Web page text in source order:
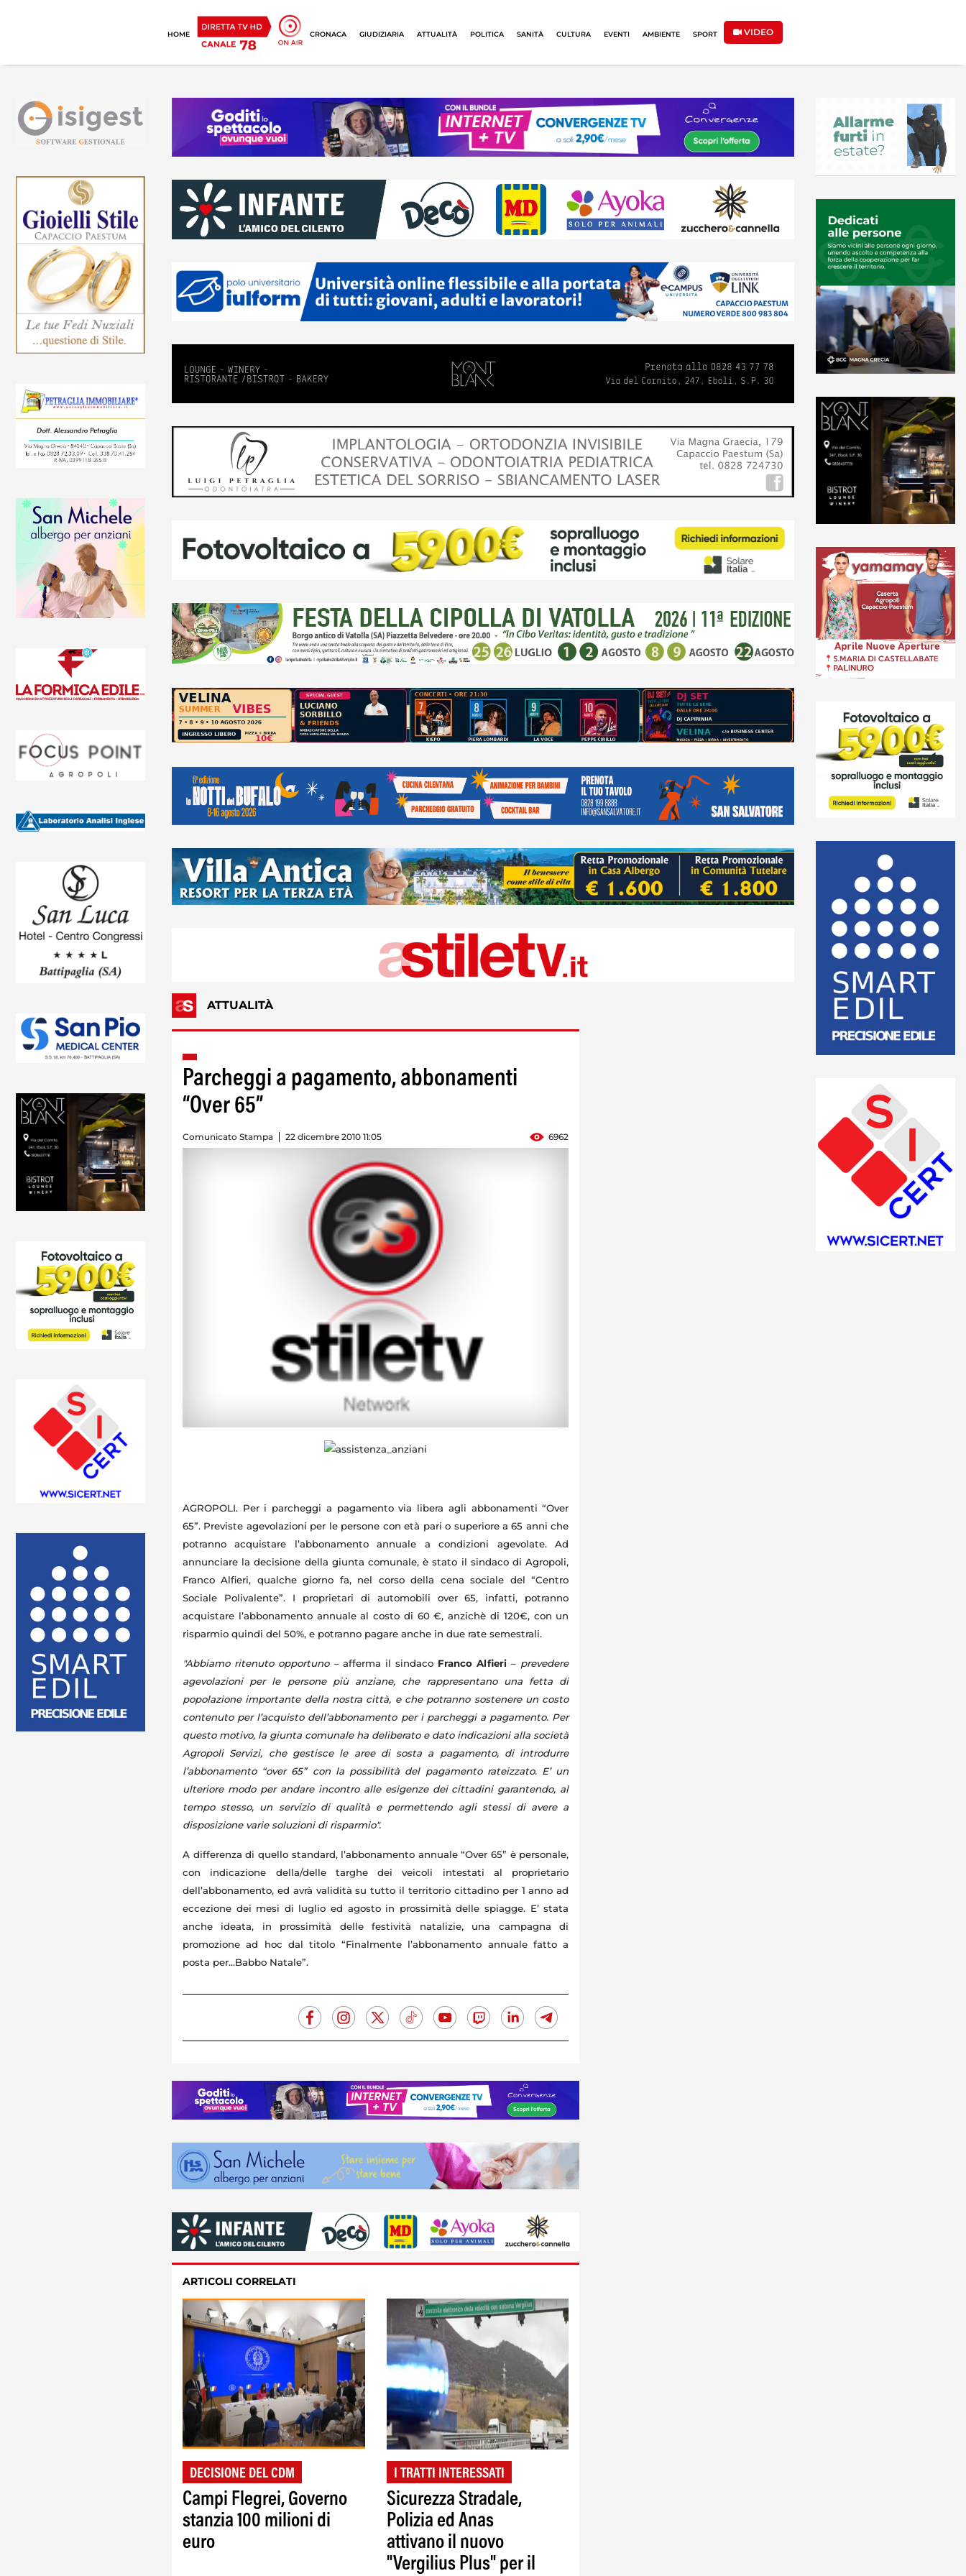
HOME CRONACA GIUDIZIARIA ATTUALITÀ POLITICA SANITÀ CULTURA EVENTI AMBIENTE SPORT VIDEO
ATTUALITÀ
Parcheggi a pagamento, abbonamenti
“Over 65”
Comunicato Stampa 22 dicembre 2010 11:05 6962
AGROPOLI. Per i parcheggi a pagamento via libera agli abbonamenti “Over
65”. Previste agevolazioni per le persone con età pari o superiore a 65 anni che
potranno acquistare l’abbonamento annuale a condizioni agevolate. Ad
annunciare la decisione della giunta comunale, è stato il sindaco di Agropoli,
Franco Alfieri, qualche giorno fa, nel corso della cena sociale del “Centro
Sociale Polivalente”. I proprietari di automobili over 65, infatti, potranno
acquistare l’abbonamento annuale al costo di 60 €, anzichè di 120€, con un
risparmio quindi del 50%, e potranno pagare anche in due rate semestrali.
"Abbiamo ritenuto opportuno –afferma il sindaco Franco Alfieri – prevedere
agevolazioni per le persone più anziane, che rappresentano una fetta di
popolazione importante della nostra città, e che potranno sostenere un costo
contenuto per l’acquisto dell’abbonamento per i parcheggi a pagamento. Per
questo motivo, la giunta comunale ha deliberato e dato indicazioni alla società
Agropoli Servizi, che gestisce le aree di sosta a pagamento, di introdurre
l’abbonamento “over 65” con la possibilità del pagamento rateizzato. E’ un
ulteriore modo per andare incontro alle esigenze dei cittadini garantendo, al
tempo stesso, un servizio di qualità e permettendo agli stessi di avere a
disposizione varie soluzioni di risparmio".
A differenza di quello standard, l’abbonamento annuale “Over 65” è personale,
con indicazione della/delle targhe dei veicoli intestati al proprietario
dell’abbonamento, ed avrà validità su tutto il territorio cittadino per 1 anno ad
eccezione dei mesi di luglio ed agosto in prossimità delle spiagge. E’ stata
anche ideata, in prossimità delle festività natalizie, una campagna di
promozione ad hoc dal titolo “Finalmente l’abbonamento annuale fatto a
posta per...Babbo Natale”.
ARTICOLI CORRELATI
DECISIONE DEL CDM
Campi Flegrei, Governo
stanzia 100 milioni di
euro
I TRATTI INTERESSATI
Sicurezza Stradale,
Polizia ed Anas
attivano il nuovo
"Vergilius Plus" per il